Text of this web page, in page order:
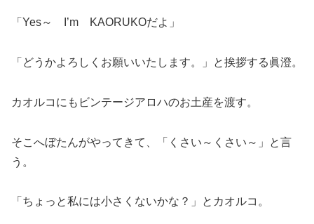
「Yes～ I’m KAORUKOだよ」
「どうかよろしくお願いいたします。」と挨拶する眞澄。
カオルコにもビンテージアロハのお土産を渡す。
そこへぼたんがやってきて、「くさい～くさい～」と言
う。
「ちょっと私には小さくないかな？」とカオルコ。